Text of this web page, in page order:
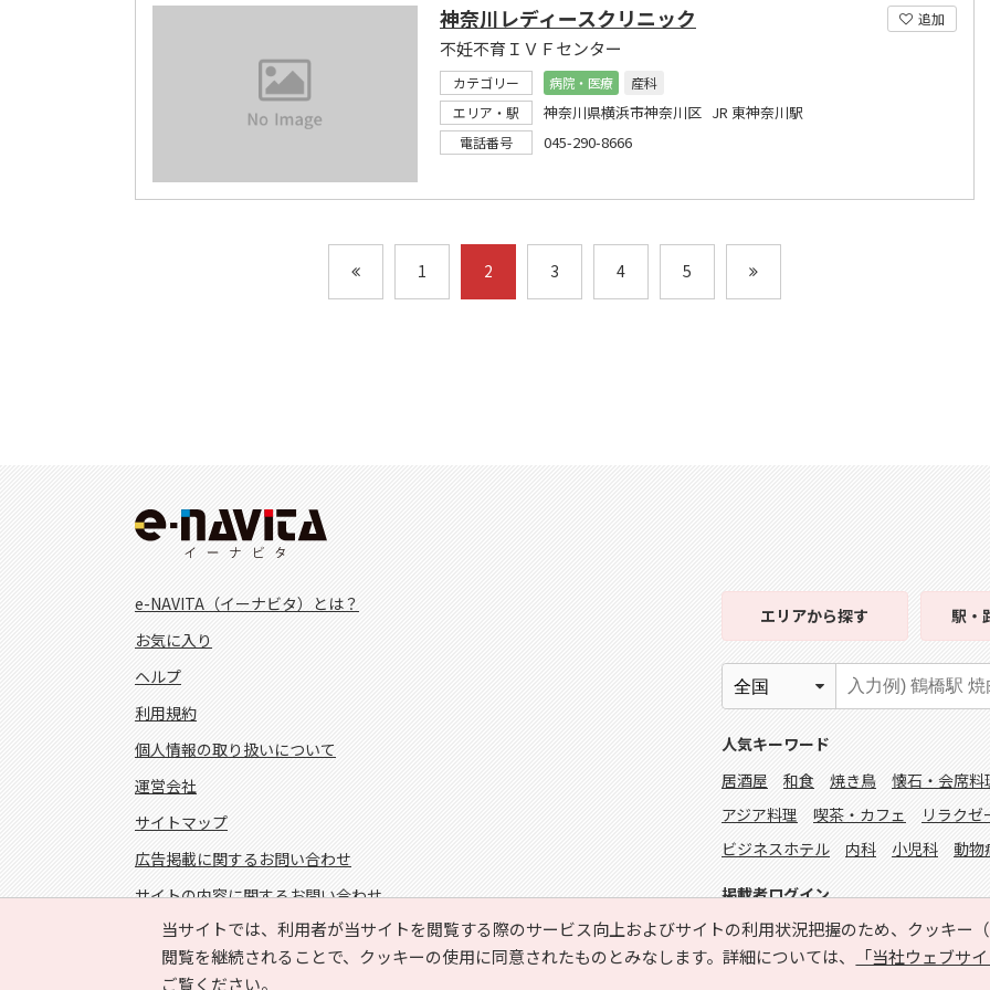
追加
神奈川レディースクリニック
不妊不育ＩＶＦセンター
カテゴリー 病院・医療
産科
エリア・駅
神奈川県横浜市神奈川区 JR 東神奈川駅
電話番号 045-290-8666
1 2 3 4 5
当サイトでは、利用者が当サイトを閲覧する際のサービス向上およびサイトの利用状況把握のため、クッキー
閲覧を継続されることで、クッキーの使用に同意されたものとみなします。詳細については、
「当社ウェブサ
ご覧ください。
e-NAVITA（イーナビタ）とは？
お気に入り
ヘルプ
利用規約
個人情報の取り扱いについて
運営会社
サイトマップ
広告掲載に関するお問い合わせ
サイトの内容に関するお問い合わせ
エリアから探す 駅・
人気キーワード
居酒屋
和食 焼き鳥 懐石・会席料
アジア料理
喫茶・カフェ リラクゼ
ビジネスホテル
内科 小児科 動物
掲載者ログイン
FOLLOW US!